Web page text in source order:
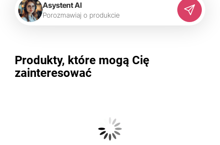
Asystent AI
Porozmawiaj o produkcie
Produkty, które mogą Cię
zainteresować